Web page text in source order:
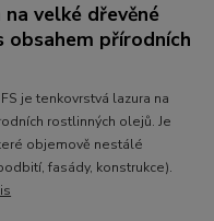
velké dřevěné
obsahem přírodních
je tenkovrstvá lazura na
rostlinných olejů. Je
objemově nestálé
fasády, konstrukce).